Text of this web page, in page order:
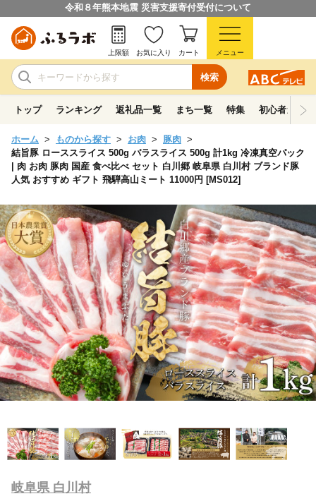
令和８年熊本地震 災害支援寄付受付について
検索
上限額 お気に入り カート メニュー
トップ ランキング 返礼品一覧 まち一覧 特集 初心者ガイド
ホーム ものから探す お肉
豚肉
結旨豚 ローススライス 500g バラスライス 500g 計1kg 冷凍真空パック
| 肉 お肉 豚肉 国産 食べ比べ セット 白川郷 岐阜県 白川村 ブランド豚
人気 おすすめ ギフト 飛騨高山ミート 11000円 [MS012]
岐阜県 白川村